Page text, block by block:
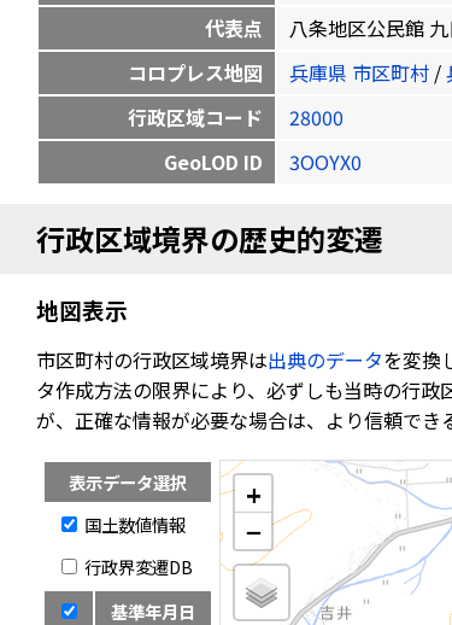
代表点
八条地区公民館
コロプレス地図
兵庫県 市区町村 /
行政区域コード
28000
GeoLOD ID
3OOYX0
行政区域境界の歴史的変遷
地図表示
市区町村の行政区域境界は出典のデータを変換
タ作成方法の限界により、必ずしも当時の行
が、正確な情報が必要な場合は、より信頼でき
表示データ選択
国土数値情報
行政界変遷DB
基準年月日
+
−